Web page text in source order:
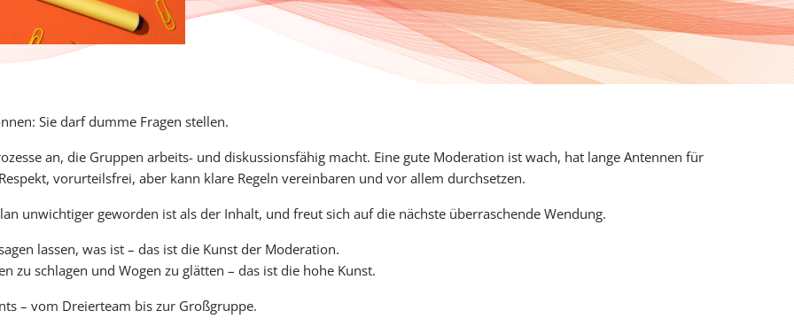
Sie darf dumme Fragen stellen.
an, die Gruppen arbeits- und diskussionsfähig macht. Eine gute Moderation ist wach, hat lange Antennen für
vorurteilsfrei, aber kann klare Regeln vereinbaren und vor allem durchsetzen.
unwichtiger geworden ist als der Inhalt, und freut sich auf die nächste überraschende Wendung.
lassen, was ist – das ist die Kunst der Moderation.
zu schlagen und Wogen zu glätten – das ist die hohe Kunst.
– vom Dreierteam bis zur Großgruppe.